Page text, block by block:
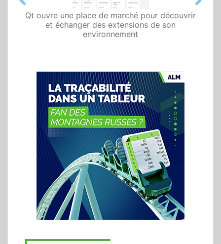
Qt ouvre une place de marché pour découvrir
et échanger des extensions de son
environnement
Previous Next